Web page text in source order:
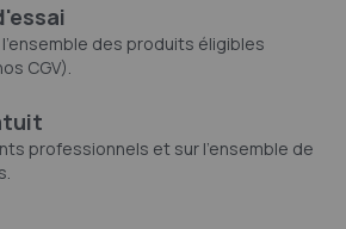
l'ensemble des produits éligibles
CGV).
professionnels et sur l'ensemble de